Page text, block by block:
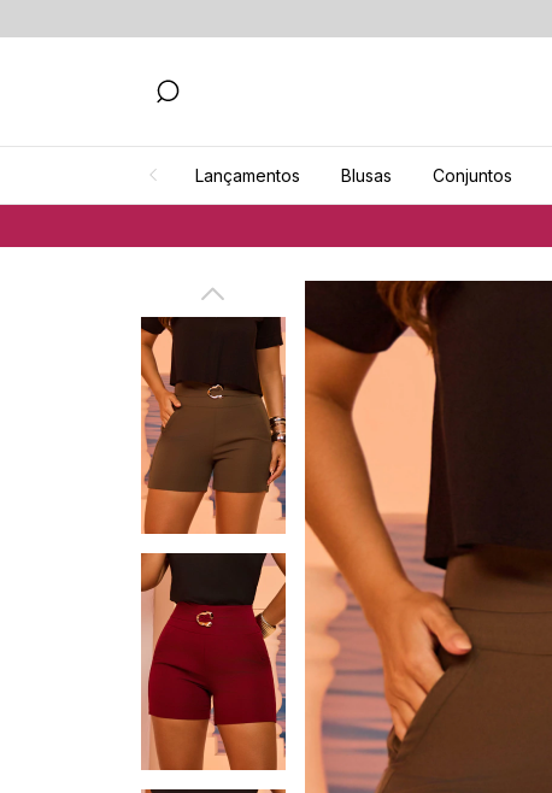
Lançamentos Blusas Conjuntos